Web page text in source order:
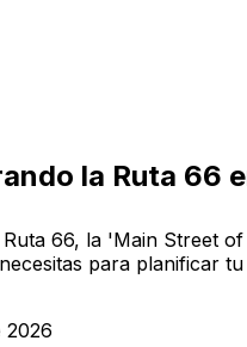
la Ruta 66
66, la 'Main Street
para planificar
2026